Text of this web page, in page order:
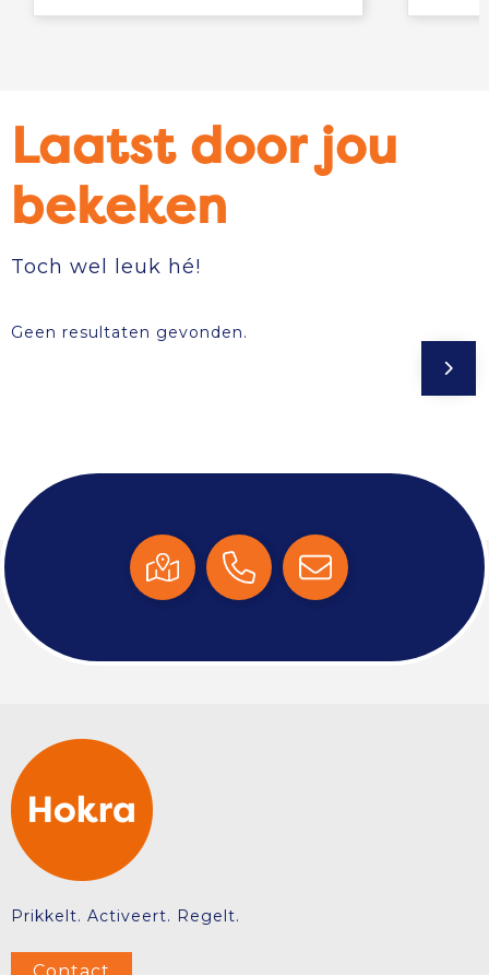
Laatst door jou
bekeken
Toch wel leuk hé!
Geen resultaten gevonden.
Prikkelt. Activeert. Regelt.